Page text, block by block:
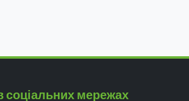
соціальних мережах